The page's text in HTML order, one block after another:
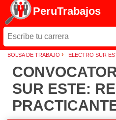
PeruTrabajos
BOLSA DE TRABAJO › ELECTRO SUR
SUR ESTE: